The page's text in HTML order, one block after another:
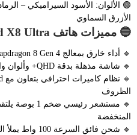
🟢 الألوان: الأسود السيراميكي –
الأزرق السماوي
🔵 مميزات هاتف Oppo Find X8 Ultra
🔹 أداء خارق بمعالج Snapdragon 8 Gen 4 الجديد الأسرع والأكثر كفاءة
🔹 شاشة مذهلة بدقة QHD+ وألوان واقعية مع سطوع عالي جداً
الظروف
🔹 مستشعر
المنخفضة
🔹 شحن فائق السرعة 100 واط يملأ البطارية في أقل من 25 دقيقة